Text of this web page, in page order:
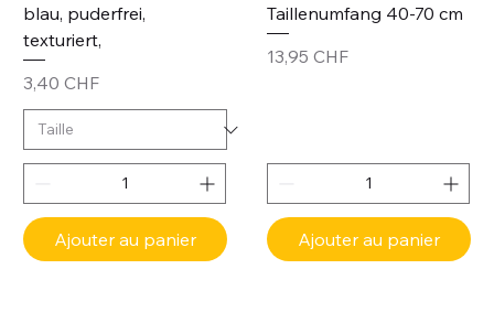
blau, puderfrei,
texturiert,
Prix
3,40 CHF
Ajouter au panier
Taillenumfang 40-70 cm
Prix
13,95 CHF
Ajouter au panier